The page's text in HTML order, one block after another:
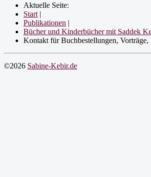
Aktuelle Seite:
Start |
Publikationen |
Bücher und Kinderbücher mit Saddek
Kontakt für Buchbestellungen, Vorträge,
©2026 Sabine-Kebir.de